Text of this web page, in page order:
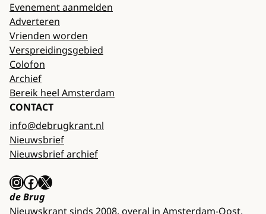
Evenement aanmelden
Adverteren
Vrienden worden
Verspreidingsgebied
Colofon
Archief
Bereik heel Amsterdam
CONTACT
info@debrugkrant.nl
Nieuwsbrief
Nieuwsbrief archief
InstagramFacebook X
de Brug
Nieuwskrant sinds 2008, overal in Amsterdam-Oost.